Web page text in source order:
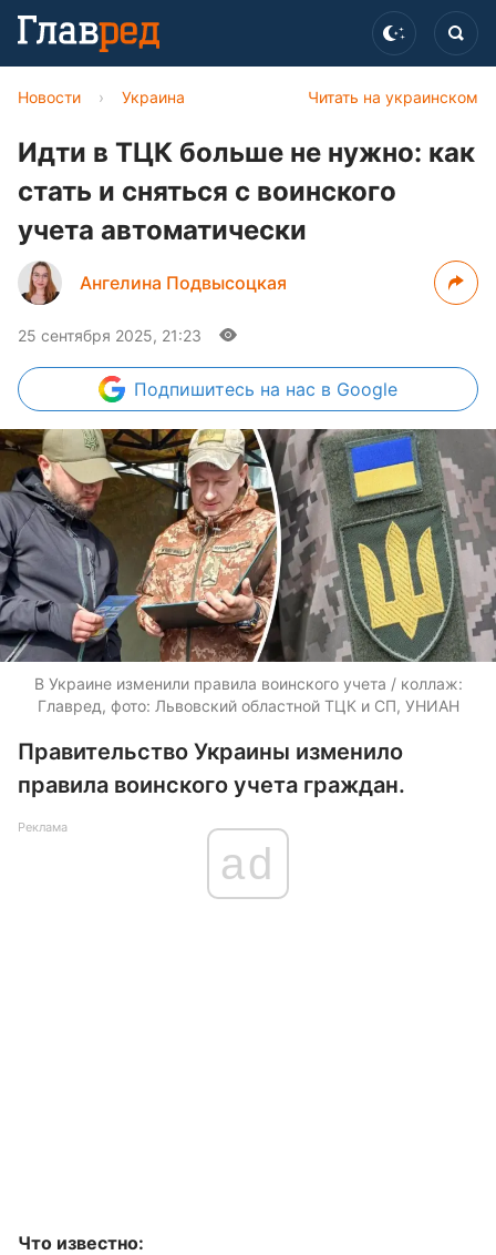
Читать на украинском
Новости › Украина
Идти в ТЦК больше не нужно: как
стать и сняться с воинского
учета автоматически
Ангелина Подвысоцкая
25 сентября 2025, 21:23
Подпишитесь на нас в Google
В Украине изменили правила воинского учета / коллаж:
Главред, фото: Львовский областной ТЦК и СП, УНИАН
Правительство Украины изменило
правила воинского учета граждан.
Реклама
ad
Что известно: